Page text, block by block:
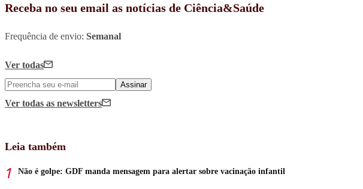
Receba no seu email as notícias de Ciência&Saúde
Frequência de envio: Semanal
Ver todas
Assinar
Ver todas as newsletters
Leia também
Não é golpe: GDF manda mensagem para alertar sobre vacinação infantil